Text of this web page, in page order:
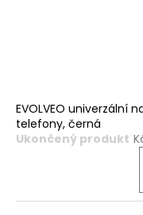
EVOLVEO univerzální
telefony, černá
Ukončený produkt